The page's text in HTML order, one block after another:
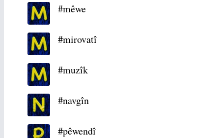
#mêwe
#mirovatî
#muzîk
#navgîn
#pêwendî